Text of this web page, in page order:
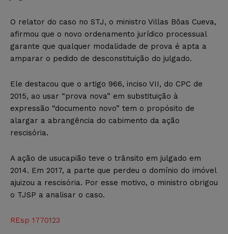
O relator do caso no STJ, o ministro Villas Bôas Cueva,
afirmou que o novo ordenamento jurídico processual
garante que qualquer modalidade de prova é apta a
amparar o pedido de desconstituição do julgado.
Ele destacou que o artigo 966, inciso VII, do CPC de
2015, ao usar “prova nova” em substituição à
expressão “documento novo” tem o propósito de
alargar a abrangência do cabimento da ação
rescisória.
A ação de usucapião teve o trânsito em julgado em
2014. Em 2017, a parte que perdeu o domínio do imóvel
ajuizou a rescisória. Por esse motivo, o ministro obrigou
o TJSP a analisar o caso.
REsp 1770123